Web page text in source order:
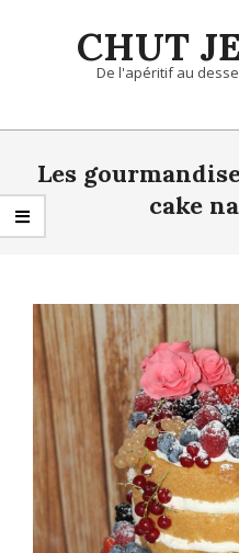
CHUT
De l'apéritif au
Primary
Navigation
MenuLes
cake